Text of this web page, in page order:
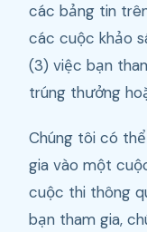
các bảng tin
các cuộc khảo
(3) việc bạn
trúng thưởng
Chúng tôi có
gia vào một
cuộc thi thông
bạn tham gia,